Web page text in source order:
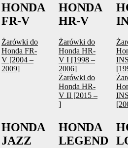
HONDA
FR-V
Żarówki do
Honda FR-
V [2004 –
2009]
HONDA
HR-V
Żarówki do
Honda HR-
V I [1998 –
2006]
Żarówki do
Honda HR-
V II [2015 –
]
HONDA
JAZZ
HONDA
LEGEND